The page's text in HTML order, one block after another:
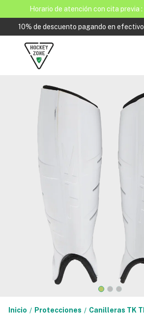
Horario de atención con cita
10% de descuento pagando en
Inicio / Protecciones / Canilleras TK